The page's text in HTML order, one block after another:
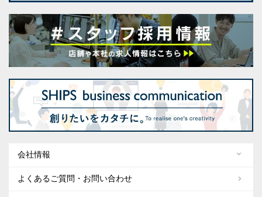
会社情報
よくあるご質問・お問い合わせ